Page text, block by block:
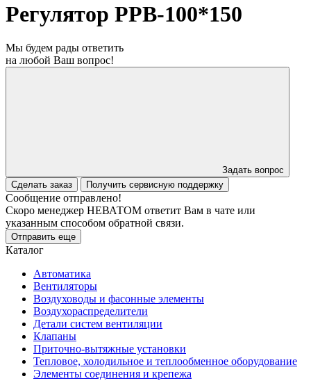
Регулятор РРВ-100*150
Мы будем рады ответить
на любой Ваш вопрос!
Задать вопрос
Сделать заказ
Получить сервисную поддержку
Сообщение отправлено!
Скоро менеджер НЕВАТОМ ответит Вам в чате или
указанным способом обратной связи.
Отправить еще
Каталог
Автоматика
Вентиляторы
Воздуховоды и фасонные элементы
Воздухораспределители
Детали систем вентиляции
Клапаны
Приточно-вытяжные установки
Тепловое, холодильное и теплообменное оборудование
Элементы соединения и крепежа